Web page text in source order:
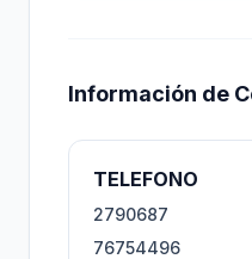
Información de
TELEFONO
2790687
76754496